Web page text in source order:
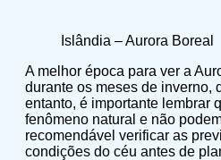
Islândia – Aurora Boreal
A melhor época para ver a
durante os meses de inverno,
entanto, é importante lembrar
fenômeno natural e não
recomendável verificar as
condições do céu antes de